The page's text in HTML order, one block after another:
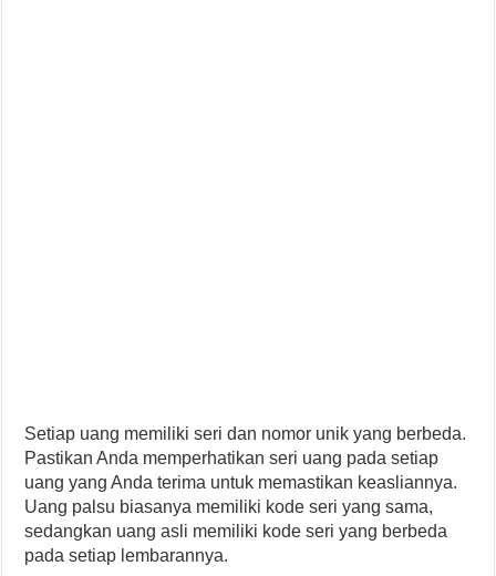
Setiap uang memiliki seri dan nomor unik yang berbeda.
Pastikan Anda memperhatikan seri uang pada setiap
uang yang Anda terima untuk memastikan keasliannya.
Uang palsu biasanya memiliki kode seri yang sama,
sedangkan uang asli memiliki kode seri yang berbeda
pada setiap lembarannya.